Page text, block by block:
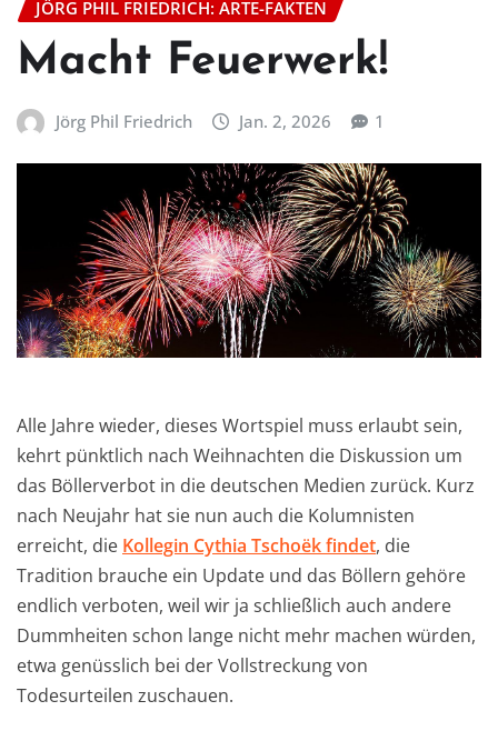
JÖRG PHIL FRIEDRICH: ARTE-FAKTEN
Macht Feuerwerk!
Jörg Phil Friedrich Jan. 2, 2026 1
Alle Jahre wieder, dieses Wortspiel muss erlaubt sein,
kehrt pünktlich nach Weihnachten die Diskussion um
das Böllerverbot in die deutschen Medien zurück. Kurz
nach Neujahr hat sie nun auch die Kolumnisten
erreicht, die Kollegin Cythia Tschoëk findet, die
Tradition brauche ein Update und das Böllern gehöre
endlich verboten, weil wir ja schließlich auch andere
Dummheiten schon lange nicht mehr machen würden,
etwa genüsslich bei der Vollstreckung von
Todesurteilen zuschauen.